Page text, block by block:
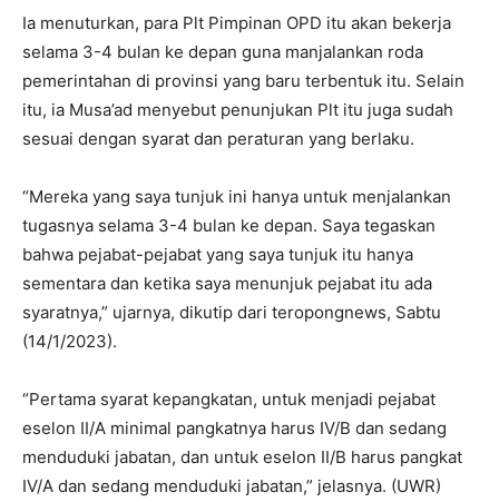
Ia menuturkan, para Plt Pimpinan OPD itu akan bekerja
selama 3-4 bulan ke depan guna manjalankan roda
pemerintahan di provinsi yang baru terbentuk itu. Selain
itu, ia Musa’ad menyebut penunjukan Plt itu juga sudah
sesuai dengan syarat dan peraturan yang berlaku.
“Mereka yang saya tunjuk ini hanya untuk menjalankan
tugasnya selama 3-4 bulan ke depan. Saya tegaskan
bahwa pejabat-pejabat yang saya tunjuk itu hanya
sementara dan ketika saya menunjuk pejabat itu ada
syaratnya,” ujarnya, dikutip dari teropongnews, Sabtu
(14/1/2023).
“Pertama syarat kepangkatan, untuk menjadi pejabat
eselon II/A minimal pangkatnya harus IV/B dan sedang
menduduki jabatan, dan untuk eselon II/B harus pangkat
IV/A dan sedang menduduki jabatan,” jelasnya. (UWR)